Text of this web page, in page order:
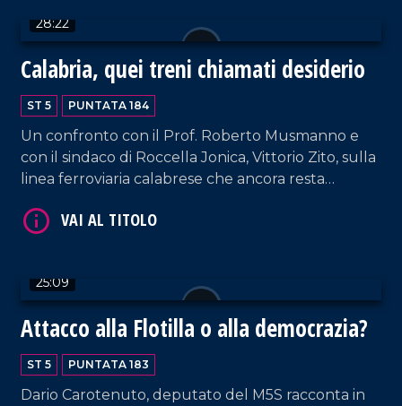
28:22
Calabria, quei treni chiamati desiderio
ST 5 PUNTATA 184
Un confronto con il Prof. Roberto Musmanno e
con il sindaco di Roccella Jonica, Vittorio Zito, sulla
linea ferroviaria calabrese che ancora resta
25:09
Attacco alla Flotilla o alla democrazia?
ST 5 PUNTATA 183
Dario Carotenuto, deputato del M5S racconta in
VAI AL TITOLO
VAI AL TITOLO